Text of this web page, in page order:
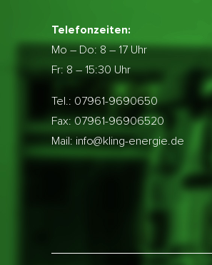
Telefonzeiten:
Mo – Do:8 – 17 Uhr
Fr: 8 – 15:30 Uhr
Tel.: 07961-9690650
Fax: 07961-96906520
Mail: info@kling-energie.de